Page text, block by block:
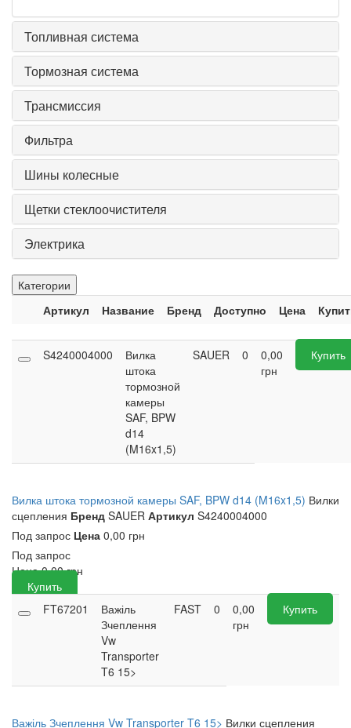
Топливная система
Тормозная система
Трансмиссия
Фильтра
Шины колесные
Щетки стеклоочистителя
Электрика
Категории
Артикул
Название Бренд Доступно Цена
S4240004000
Вилка
штока
тормозной
камеры
SAF, BPW
d14
(M16x1,5)
SAUER 0
0,00
грн
Купить
Вилка штока тормозной камеры SAF, BPW d14 (M16x1,5) Вилки
сцепления Бренд SAUER Артикул S4240004000
Под запрос Цена 0,00 грн
Под запрос
Цена 0,00грн
Купить
FT67201
Важіль
Зчеплення
Vw
Transporter
T6 15>
FAST 0
0,00
грн
Купить
Важіль Зчеплення Vw Transporter T6 15> Вилки сцепления